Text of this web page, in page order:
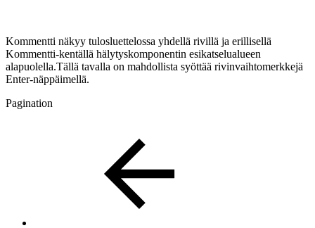
Kommentti näkyy tulosluettelossa yhdellä rivillä ja erillisellä
Kommentti-kentällä hälytyskomponentin esikatselualueen
alapuolella.Tällä tavalla on mahdollista syöttää rivinvaihtomerkkejä
Enter-näppäimellä.
Pagination